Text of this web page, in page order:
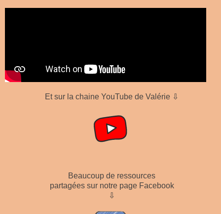
Et sur la chaine YouTube de Valérie ⇩
Beaucoup de ressources
partagées sur notre page Facebook
⇩